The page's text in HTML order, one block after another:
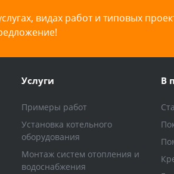
видах работ и типовых
Услуги
Примеры работ
Установка котельного
оборудования
Монтаж систем отопления и
водоснабжения
В